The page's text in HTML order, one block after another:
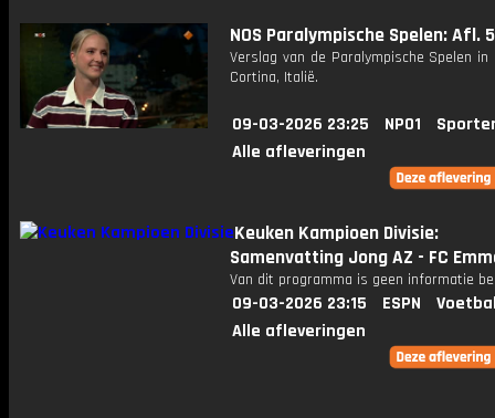
NOS Paralympische Spelen: Afl. 5
Verslag van de Paralympische Spelen in
Cortina, Italië.
09-03-2026 23:25 NPO1
Alle afleveringen
Keuken Kampioen Divisie:
Samenvatting Jong AZ - FC
Van dit programma is geen informatie
09-03-2026 23:15 ESPN
Alle afleveringen